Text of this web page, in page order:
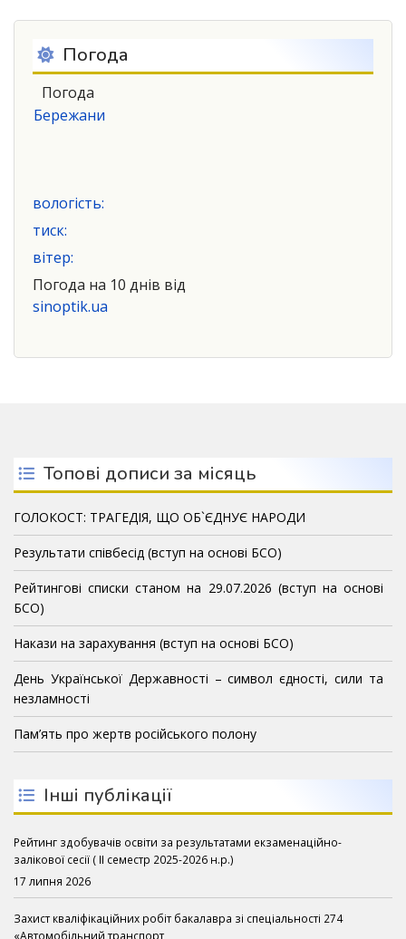
Погода
Погода
Бережани
вологість:
тиск:
вітер:
Погода на 10 днів від
sinoptik.ua
Топові дописи за місяць
ГОЛОКОСТ: ТРАГЕДІЯ, ЩО ОБ`ЄДНУЄ НАРОДИ
Результати співбесід (вступ на основі БСО)
Рейтингові списки станом на 29.07.2026 (вступ на основі
БСО)
Накази на зарахування (вступ на основі БСО)
День Української Державності – символ єдності, сили та
незламності
Пам’ять про жертв російського полону
Інші публікації
Рейтинг здобувачів освіти за результатами екзаменаційно-
залікової сесії ( ІІ семестр 2025-2026 н.р.)
17 липня 2026
Захист кваліфікаційних робіт бакалавра зі спеціальності 274
«Автомобільний транспорт